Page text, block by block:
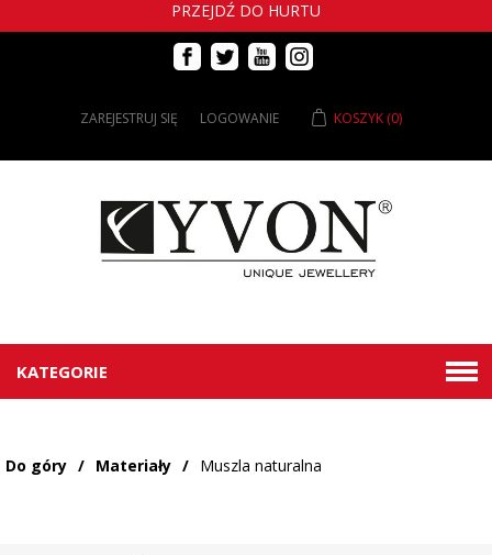
PRZEJDŹ DO HURTU
ZAREJESTRUJ SIĘ LOGOWANIE KOSZYK (0)
KATEGORIE
Do góry / Materiały / Muszla naturalna